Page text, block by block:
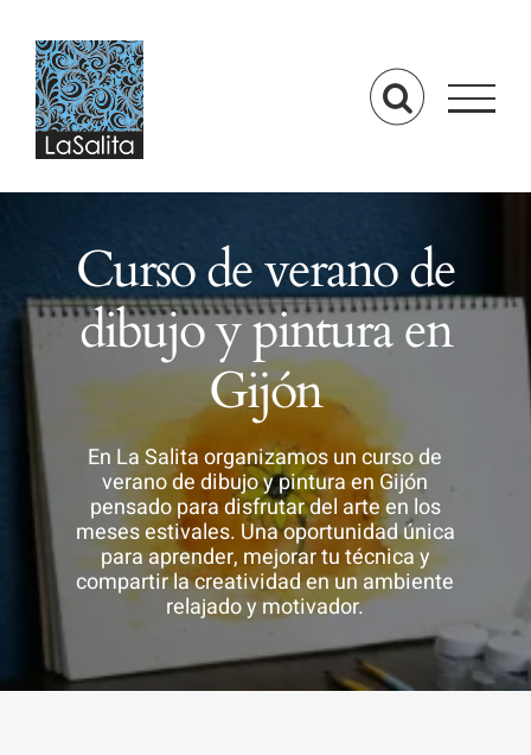
contenido
Curso de verano de
dibujo y pintura en
Gijón
En La Salita organizamos un curso de
verano de dibujo y pintura en Gijón
pensado para disfrutar del arte en los
meses estivales. Una oportunidad única
para aprender, mejorar tu técnica y
compartir la creatividad en un ambiente
relajado y motivador.
Necesarias
Estas